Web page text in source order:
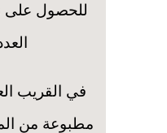
للحصول على
في القريب
مطبوعة من